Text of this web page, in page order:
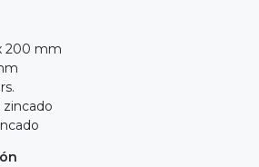
200 mm